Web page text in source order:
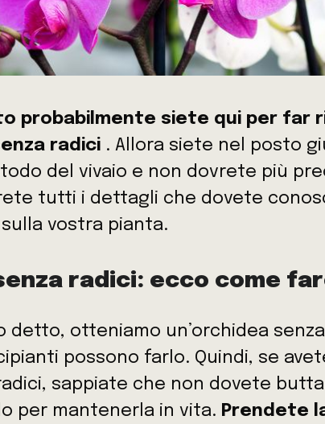
probabilmente siete qui per far
radici . Allora siete nel posto
del vivaio e non dovrete più
tutti i dettagli che dovete
vostra pianta.
radici: ecco come
detto, otteniamo un’orchidea
possono farlo. Quindi, se
sappiate che non dovete
per mantenerla in vita. Prendete